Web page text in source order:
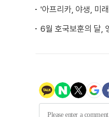
'아프리카, 야생, 미
6월 호국보훈의 달,